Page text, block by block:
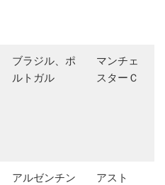
ブラジル、ポ
ルトガル
マンチェ
スターＣ
アルゼンチン
アスト